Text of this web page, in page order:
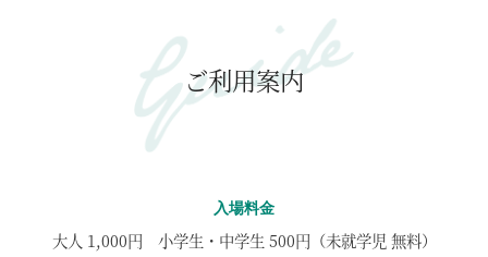
ご利用案内
入場料金
大人 1,000円 小学生・中学生 500円（未就学児 無料）